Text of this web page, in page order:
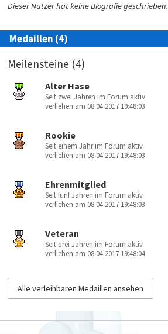
Dieser Nutzer hat keine Biografie geschrieben.
Medaillen (4)
Meilensteine (4)
Alter Hase
Seit zwei Jahren im Forum aktiv
verliehen am 08.04.2017 19:48:03
Rookie
Seit einem Jahr im Forum aktiv
verliehen am 08.04.2017 19:48:03
Ehrenmitglied
Seit fünf Jahren im Forum aktiv
verliehen am 08.04.2017 19:48:03
Veteran
Seit drei Jahren im Forum aktiv
verliehen am 08.04.2017 19:48:04
Alle verleihbaren Medaillen ansehen